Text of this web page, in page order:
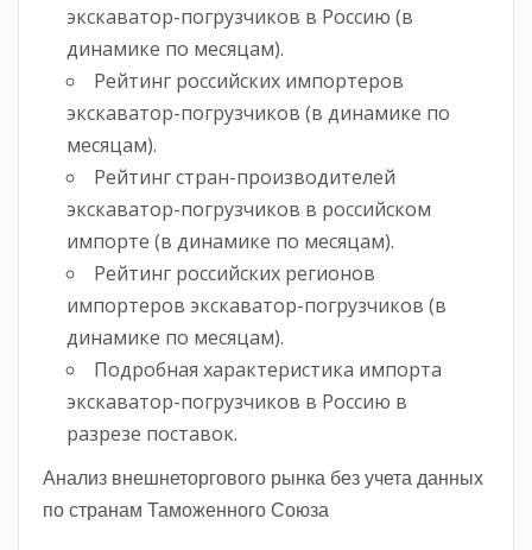
экскаватор-погрузчиков в Россию (в
динамике по месяцам).
Рейтинг российских импортеров
экскаватор-погрузчиков (в динамике по
месяцам).
Рейтинг стран-производителей
экскаватор-погрузчиков в российском
импорте (в динамике по месяцам).
Рейтинг российских регионов
импортеров экскаватор-погрузчиков (в
динамике по месяцам).
Подробная характеристика импорта
экскаватор-погрузчиков в Россию в
разрезе поставок.
Анализ внешнеторгового рынка без учета данных
по странам Таможенного Союза